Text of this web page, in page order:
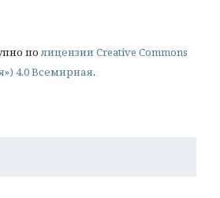
полицензии Creative Commons
4.0 Всемирная.